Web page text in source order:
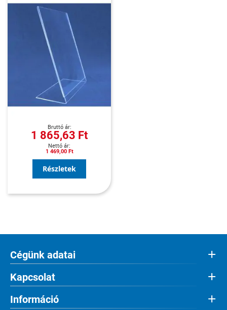
1 865,63 Ft
1 469,00 Ft
Részletek
Cégünk adatai
Kapcsolat
Információ